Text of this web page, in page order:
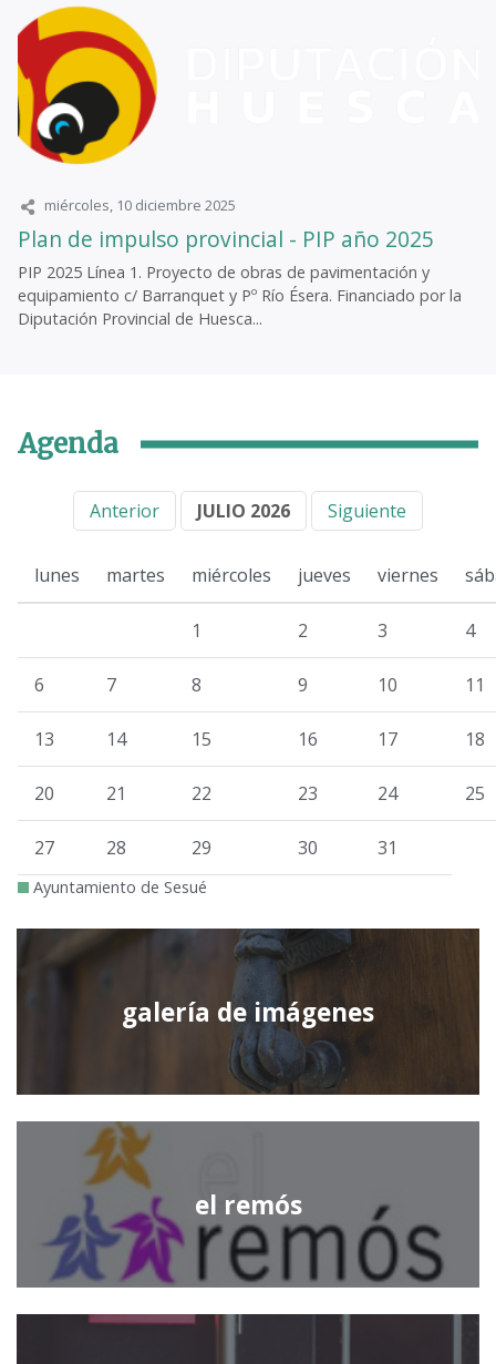
miércoles, 10 diciembre 2025
Plan de impulso provincial - PIP año 2025
PIP 2025 Línea 1. Proyecto de obras de pavimentación y
equipamiento c/ Barranquet y Pº Río Ésera. Financiado por la
Diputación Provincial de Huesca...
Agenda
Anterior JULIO 2026 Siguiente
lunes martes miércoles jueves viernes
1 2 3 4
6 7 8 9 10 11
13 14 15 16 17 18
20 21 22 23 24 25
27 28 29 30 31
Ayuntamiento de Sesué
galería de imágenes
el remós